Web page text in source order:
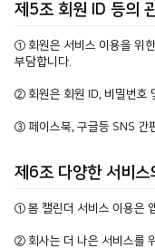
제5조 회원 ID 등의
① 회원은 서비스 이용을 위
부담합니다.
② 회원은 회원 ID, 비밀번호
③ 페이스북, 구글등 SNS 간
제6조 다양한 서비스
① 봄 캘린더 서비스 이용은
② 회사는 더 나은 서비스를